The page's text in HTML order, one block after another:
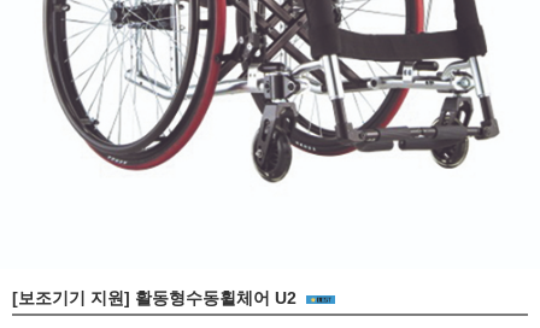
[보조기기 지원] 활동형수동휠체어 U2